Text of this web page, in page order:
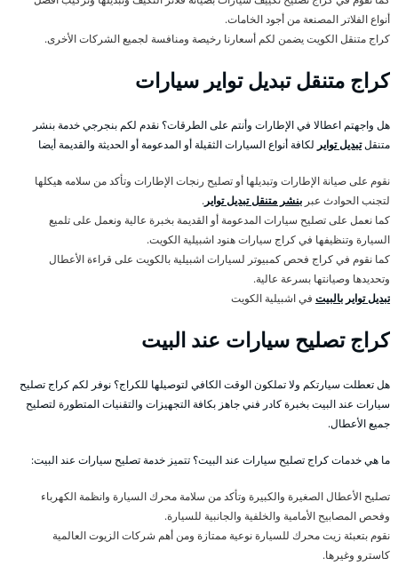
أنواع الفلاتر المصنعة من أجود الخامات.
كراج متنقل الكويت يضمن لكم أسعارنا رخيصة ومنافسة لجميع الشركات الأخرى.
كراج متنقل تبديل تواير سيارات
هل واجهتم اعطالا في الإطارات وأنتم على الطرقات؟ نقدم لكم بنجرجي خدمة بنشر
متنقلتبديل تواير لكافة أنواع السيارات الثقيلة أو المدعومة أو الحديثة والقديمة أيضا
نقوم على صيانة الإطارات وتبديلها أو تصليح رنجات الإطارات وتأكد من سلامه هيكلها
لتجنب الحوادث عبر بنشر متنقل تبديل تواير.
كما نعمل على تصليح سيارات المدعومة أو القديمة بخبرة عالية ونعمل على تلميع
السيارة وتنظيفها في كراج سيارات هنود اشبيلية الكويت.
كما نقوم في كراج فحص كمبيوتر لسيارات اشبيلية بالكويت على قراءة الأعطال
وتحديدها وصيانتها بسرعة عالية.
تبديل تواير بالبيت في اشبيلية الكويت
كراج تصليح سيارات عند البيت
هل تعطلت سيارتكم ولا تملكون الوقت الكافي لتوصيلها للكراج؟ نوفر لكم كراج تصليح
سيارات عند البيت بخبرة كادر فني جاهز بكافة التجهيزات والتقنيات المتطورة لتصليح
جميع الأعطال.
ما هي خدمات كراج تصليح سيارات عند البيت؟ تتميز خدمة تصليح سيارات عند البيت:
تصليح الأعطال الصغيرة والكبيرة وتأكد من سلامة محرك السيارة وانظمة الكهرباء
وفحص المصابيح الأمامية والخلفية والجانبية للسيارة.
نقوم بتعبئة زيت محرك للسيارة نوعية ممتازة ومن أهم شركات الزيوت العالمية
كاسترو وغيرها.